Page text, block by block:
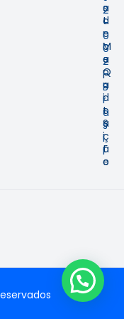
s
t
r
o
e
Q
u
i
t
a
ç
ã
o
a
d
e
M
a
p
a
d
o
S
i
t
e
2
-
0
0
2
–
B
r
a
s
i
l